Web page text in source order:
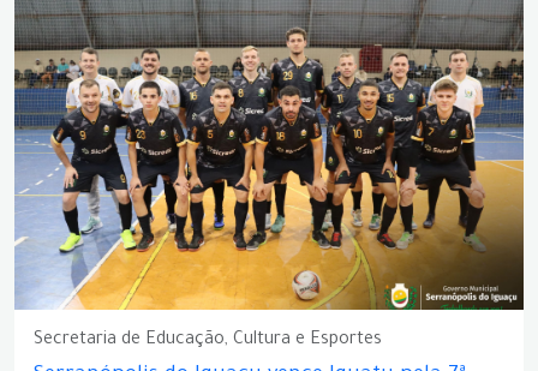
Secretaria de Educação, Cultura e Esportes